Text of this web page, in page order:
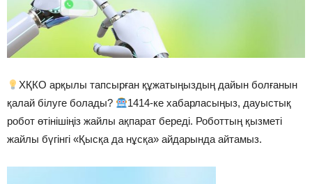
ХҚКО арқылы тапсырған құжатыңыздың дайын болғанын
қалай білуге болады?
1414-ке хабарласыңыз, дауыстық
робот өтінішіңіз жайлы ақпарат береді. Роботтың қызметі
жайлы бүгінгі «Қысқа да нұсқа» айдарында айтамыз.